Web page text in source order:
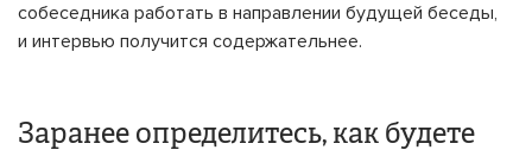
собеседника работать в направлении будущей беседы,
и интервью получится содержательнее.
Заранее определитесь, как будете